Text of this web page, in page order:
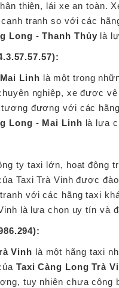
thiện, lái xe an toàn.
tranh so với các
Long - Thanh Thủy là
Linh là một trong
nghiệp, xe được
đương với các
Long - Mai Linh là lựa
ty taxi lớn, hoạt động
Taxi Trà Vinh được
với các hãng taxi
là lựa chọn uy tín và
Vinh là một hãng taxi
Taxi Càng Long Trà
tuy nhiên chưa công